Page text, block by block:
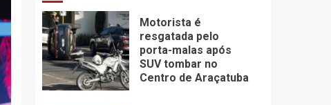
Motorista é
resgatada pelo
porta-malas após
SUV tombar no
Centro de Araçatuba